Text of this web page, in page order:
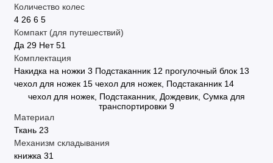
Количество колес
4 26 6 5
Компакт (для путешествий)
Да 29 Нет 51
Комплектация
Накидка на ножки 3 Подстаканник 12 прогулочный блок 13
чехол для ножек 15 чехол для ножек, Подстаканник 14
чехол для ножек, Подстаканник, Дождевик, Сумка для
транспортировки 9
Материал
Ткань 23
Механизм складывания
книжка 31